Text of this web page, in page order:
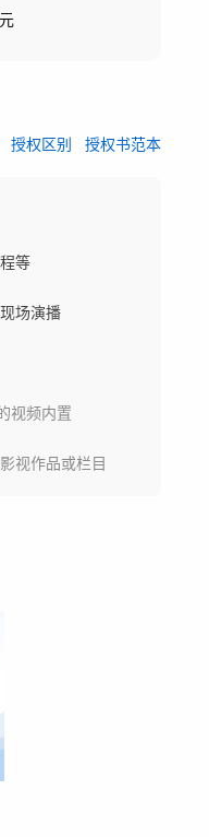
元
授权区别 授权书范本
等
场演播
视频内置
视作品或栏目